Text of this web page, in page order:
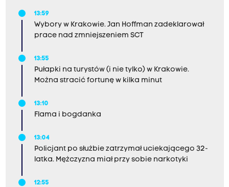
13:59
Wybory w Krakowie. Jan Hoffman zadeklarował
prace nad zmniejszeniem SCT
13:55
Pułapki na turystów (i nie tylko) w Krakowie.
Można stracić fortunę w kilka minut
13:10
Flama i bogdanka
13:04
Policjant po służbie zatrzymał uciekającego 32-
latka. Mężczyzna miał przy sobie narkotyki
12:55